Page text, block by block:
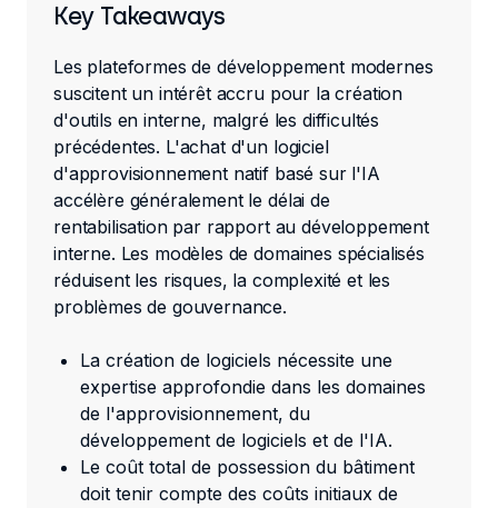
Key Takeaways
Les plateformes de développement modernes
suscitent un intérêt accru pour la création
d'outils en interne, malgré les difficultés
précédentes. L'achat d'un logiciel
d'approvisionnement natif basé sur l'IA
accélère généralement le délai de
rentabilisation par rapport au développement
interne. Les modèles de domaines spécialisés
réduisent les risques, la complexité et les
problèmes de gouvernance.
La création de logiciels nécessite une
expertise approfondie dans les domaines
de l'approvisionnement, du
développement de logiciels et de l'IA.
Le coût total de possession du bâtiment
doit tenir compte des coûts initiaux de